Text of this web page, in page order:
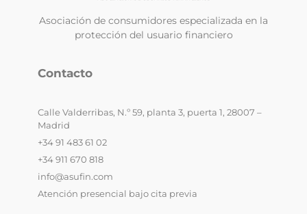
Asociación de consumidores especializada en la
protección del usuario financiero
Contacto
Calle Valderribas, N.º 59, planta 3, puerta 1, 28007 –
Madrid
+34 91 483 61 02
+34 911 670 818
info@asufin.com
Atención presencial bajo cita previa